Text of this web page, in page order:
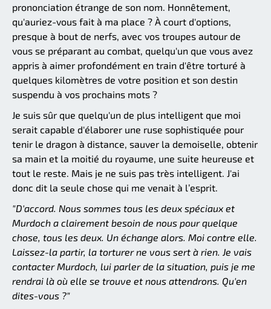
prononciation étrange de son nom. Honnêtement,
qu'auriez-vous fait à ma place ? À court d'options,
presque à bout de nerfs, avec vos troupes autour de
vous se préparant au combat, quelqu'un que vous avez
appris à aimer profondément en train d'être torturé à
quelques kilomètres de votre position et son destin
suspendu à vos prochains mots ?
Je suis sûr que quelqu'un de plus intelligent que moi
serait capable d'élaborer une ruse sophistiquée pour
tenir le dragon à distance, sauver la demoiselle, obtenir
sa main et la moitié du royaume, une suite heureuse et
tout le reste. Mais je ne suis pas très intelligent. J'ai
donc dit la seule chose qui me venait à l’esprit.
"D'accord. Nous sommes tous les deux spéciaux et
Murdoch a clairement besoin de nous pour quelque
chose, tous les deux. Un échange alors. Moi contre elle.
Laissez-la partir, la torturer ne vous sert à rien. Je vais
contacter Murdoch, lui parler de la situation, puis je me
rendrai là où elle se trouve et nous attendrons. Qu'en
dites-vous ?"